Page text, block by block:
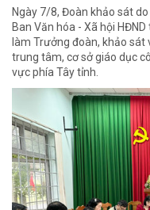
Ngày 7/8, Đoàn khảo sát
Ban Văn hóa - Xã hội
làm Trưởng đoàn, khảo sát
trung tâm, cơ sở giáo dục
vực phía Tây tỉnh.